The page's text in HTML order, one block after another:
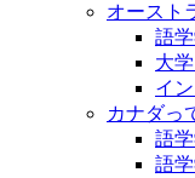
オースト
語
大
イ
カナダっ
語
語